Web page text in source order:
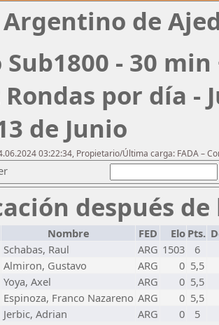
de
- 30 min
Rondas por día -
de Junio
03:22:34, Propietario/Última carga: FADA –
después
Nombre FED Elo Pts.
Schabas, Raul ARG 1503
6
Almiron, Gustavo ARG 0 5,5
Yoya, Axel ARG 0 5,5
Espinoza, Franco Nazareno ARG 0 5,5
Jerbic, Adrian ARG 0 5